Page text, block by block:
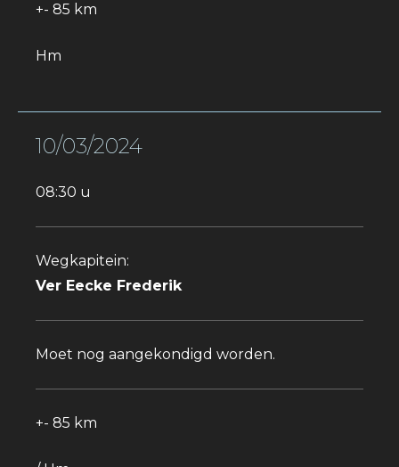
+- 85 km
Hm
10/03/2024
08:30 u
Wegkapitein:
Ver Eecke Frederik
Moet nog aangekondigd worden.
+- 85 km